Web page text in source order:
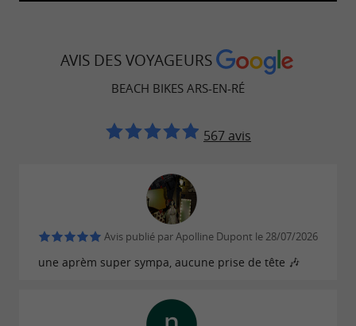
AVIS DES VOYAGEURS
BEACH BIKES ARS-EN-RÉ
567 avis
Avis publié par Apolline Dupont le 28/07/2026
une aprèm super sympa, aucune prise de tête 🎶